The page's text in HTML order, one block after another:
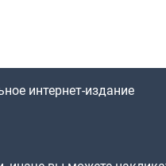
интернет-издание